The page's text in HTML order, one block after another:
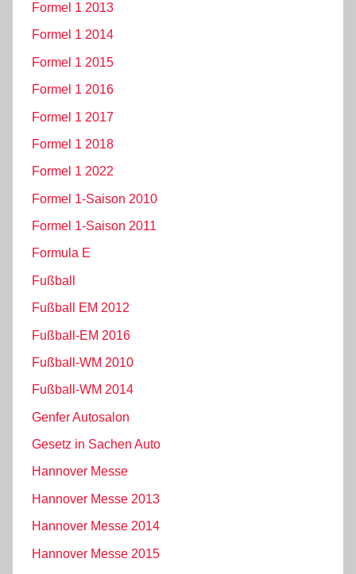
Formel 1 2013
Formel 1 2014
Formel 1 2015
Formel 1 2016
Formel 1 2017
Formel 1 2018
Formel 1 2022
Formel 1-Saison 2010
Formel 1-Saison 2011
Formula E
Fußball
Fußball EM 2012
Fußball-EM 2016
Fußball-WM 2010
Fußball-WM 2014
Genfer Autosalon
Gesetz in Sachen Auto
Hannover Messe
Hannover Messe 2013
Hannover Messe 2014
Hannover Messe 2015